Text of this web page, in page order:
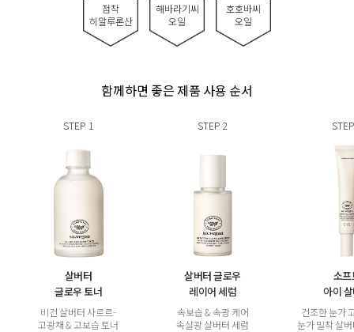
점착
히알루론산
해바라기씨
오일
호호바씨
오일
함께하면 좋은 제품 사용 순서
STEP 1
살버터
글로우 토너
비건 살버터 사르르-
고광채 & 고보습 토너
STEP 2
살버터 글로우
레이어 세럼
속보습 & 속광 케어
속살광 살버터 세럼
STEP
소프
아이
건조한 눈가
눈가 밀착 살